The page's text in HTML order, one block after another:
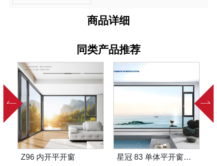
商品详细
同类产品推荐
Z96 内开平开窗 星冠 83 单体平开窗系统